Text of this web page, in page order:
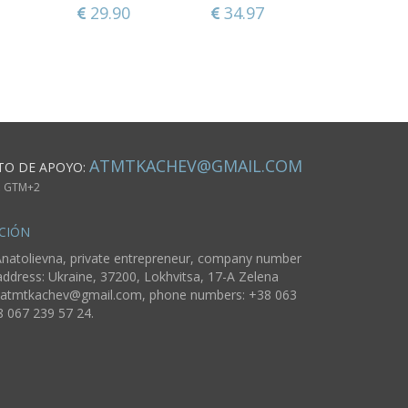
108.08 189.52
29.90 34.97
DE APOYO: ATMTKACHEV@GMAIL.COM
GTM+2
private entrepreneur, company number
Ukraine, 37200, Lokhvitsa, 17-A Zelena
atmtkachev@gmail.com, phone numbers: +38 063
067 239 57 24.